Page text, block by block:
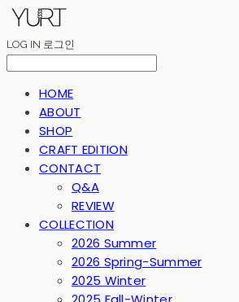
LOG IN 로그인
HOME
ABOUT
SHOP
CRAFT EDITION
CONTACT
Q&A
REVIEW
COLLECTION
2026 Summer
2026 Spring-Summer
2025 Winter